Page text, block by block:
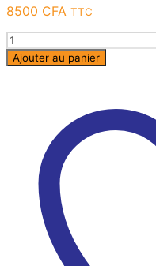
8500 CFA TTC
Quantité
Ajouter au panier